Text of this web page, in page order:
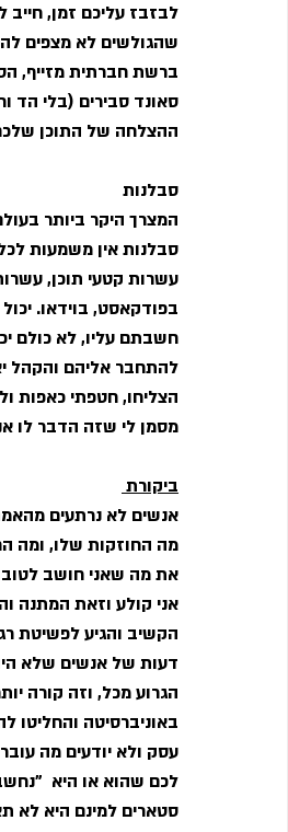
לבזבז עליכם זמן,
שהגולשים לא מצפים
סאונד סבירים (בלי הד
ההצלחה של התוכן
סבלנות
המצרך היקר ביותר
סבלנות אין משמעות
עשרות קטעי תוכן,
בפודקאסט, בוידאו.
חשבתם עליו, לא כולם
להתחבר אליהם והקהל
הצליחו, חטפתי כאפות
מסמן לי שזה הדבר לו
ביקורת
אנשים לא נרתעים
מה החוזקות שלו, ומה
את מה שאני חושב לטוב
אני קולע וזאת המתנה
הקשיב והגיע לפשיטת
דעות של אנשים שלא
הגרוע מכל, וזה קורה
באוניברסיטה והחליטו
עסק ולא יודעים מה
לכם שהוא או היא
סטארים למינם היא לא